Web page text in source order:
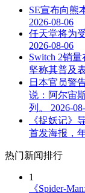
SE宣布向熊
2026-08-06
任天堂将为
2026-08-06
Switch 2销
坚称其普及
日本官员警
说：阿尔宙
列。
2026-
《捉妖记》
首发海报，
热门新闻排行
1
《Spider-